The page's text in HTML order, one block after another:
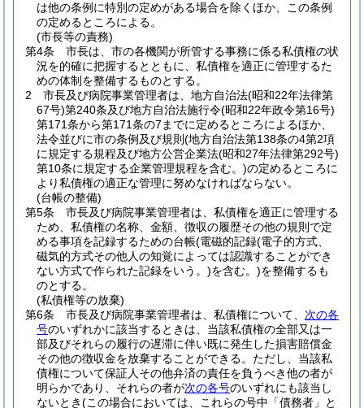
は他の条例に特別の定めがある場合を除くほか、この条例
の定めるところによる。
(市長等の責務)
第4条
市長は、市の各機関が所管する事務に係る私債権の状
況を的確に把握するとともに、私債権を適正に管理するた
めの体制を整備するものとする。
2
市長及び病院事業管理者は、地方自治法(昭和22年法律第
67号)第240条及び地方自治法施行令(昭和22年政令第16号)
第171条から第171条の7までに定めるところによるほか、
法令並びに市の条例及び規則 (地方自治法第138条の4第2項
に規定する規程及び地方公営企業法(昭和27年法律第292号)
第10条に規定する企業管理規程を含む。)の定めるところに
より私債権の適正な管理に努めなければならない。
(台帳の整備)
第5条
市長及び病院事業管理者は、私債権を適正に管理する
ため、私債権の名称、金額、徴収の履歴その他の規則で定
める事項を記録するための台帳(電磁的記録(電子的方式、
磁気的方式その他人の知覚によっては認識することができ
ない方式で作られた記録をいう。)を含む。)を整備するも
のとする。
(私債権等の放棄)
第6条
市長及び病院事業管理者は、私債権について、 次の各
号のいずれかに該当するときは、当該私債権の全部又は一
部及びそれらの履行の遅滞に伴い既に発生した損害賠償金
その他の徴収金を放棄することができる。 ただし、当該私
債権について保証人その他弁済の責任を負うべき他の者が
明らかであり、それらの者が次の各号のいずれにも該当し
ないとき(この場合においては、これらの号中「債務者」と